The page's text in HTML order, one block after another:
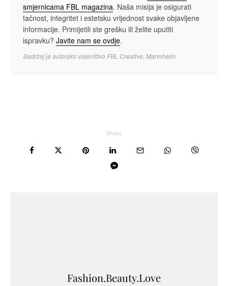
smjernicama FBL magazina. Naša misija je osigurati
tačnost, integritet i estetsku vrijednost svake objavljene
informacije. Primijetili ste grešku ili želite uputiti
ispravku? Javite nam se ovdje.
Sadržaj je autorsko vlasništvo FBL Creative, Mannheim.
Share
Fashion.Beauty.Love